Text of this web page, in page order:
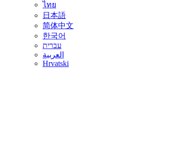
ไทย
日本語
简体中文
한국어
עברית
العربية
Hrvatski